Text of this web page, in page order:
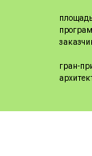
гран-